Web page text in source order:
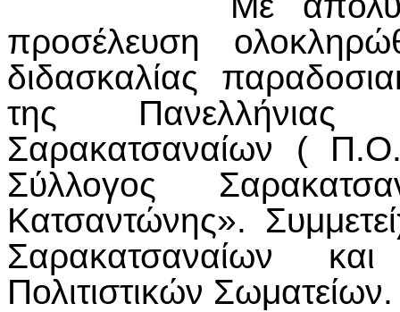
προσέλευση
διδασκαλίας
της Πανελλήνιας
Σαρακατσαναίων (
Σύλλογος
Κατσαντώνης».
Σαρακατσαναίων
Πολιτιστικών Σωματείων.